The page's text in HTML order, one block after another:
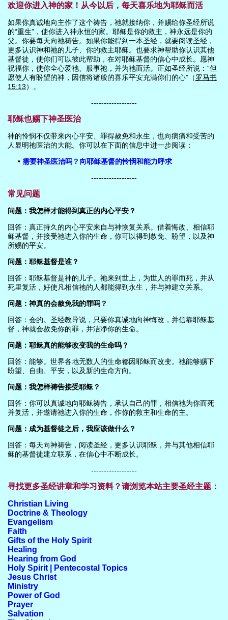
欢迎你进入神的家！从今以后，每天喜乐地为耶稣而活
如果你真诚地向主作了这个祷告，祂就接纳你，并赐给你圣经所说
的“重生”，使你进入神永恒的家。耶稣是你的救主，神永远是你的
父。你要每天向祂祷告。如果你能得到一本圣经，就要阅读圣经，
更多认识神和祂的儿子、你的救主耶稣。也要求神帮助你认识其他
基督徒，使你们可以彼此帮助，在对耶稣基督的信心中成长。愿神
祝福你，使你全心爱祂、服事祂，并为祂而活。正如圣经所说：“但
愿使人有盼望的神，因信将诸般的喜乐平安充满你们的心”（罗马书
15:13）。
------------------
耶稣也赐下神圣医治
神的怜悯不仅带来内心平安、罪得赦免和永生，也向病痛和受苦的
人显明祂医治的大能。你可以在下面的信息中进一步阅读：
• 需要神圣医治吗？向耶稣基督的怜悯和能力呼求
------------------
常见问题
问题：我怎样才能得到真正的内心平安？
回答：真正持久的内心平安来自与神恢复关系。借着悔改、相信耶
稣基督，并接受祂进入你的生命，你可以得到赦免、盼望，以及神
所赐的平安。
问题：耶稣基督是谁？
回答：耶稣基督是神的儿子。祂来到世上，为世人的罪而死，并从
死里复活，好使凡相信祂的人都能得到永生，并与神建立关系。
问题：神真的会赦免我的罪吗？
回答：会的。圣经教导说，只要你真诚地向神悔改，并信靠耶稣基
督，神就会赦免你的罪，并洁净你的生命。
问题：耶稣真的能够改变我的生命吗？
回答：能够。世界各地无数人的生命都因耶稣而改变。祂能够赐下
盼望、自由、平安，以及新的生命方向。
问题：我怎样祷告接受耶稣？
回答：你可以真诚地向耶稣祷告，承认自己的罪，相信祂为你而死
并复活，并邀请祂进入你的生命，作你的救主和生命的主。
问题：成为基督徒之后，我应该做什么？
回答：每天向神祷告，阅读圣经，更多认识耶稣，并与其他相信耶
稣的基督徒建立联系，在信心中不断成长。
------------------
寻找更多圣经讲章和学习资料？请浏览本站主要圣经主题：
Christian Living
Doctrine & Theology
Evangelism
Faith
Gifts of the Holy Spirit
Healing
Hearing from God
Holy Spirit | Pentecostal Topics
Jesus Christ
Ministry
Power of God
Prayer
Salvation